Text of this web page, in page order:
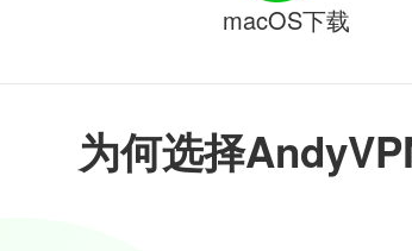
为何选择
macOS下载